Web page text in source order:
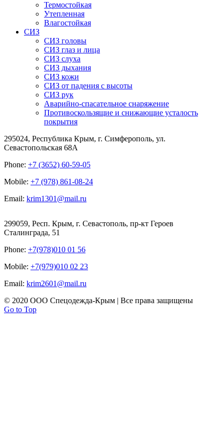
Термостойкая
Утепленная
Влагостойкая
СИЗ
СИЗ головы
СИЗ глаз и лица
СИЗ слуха
СИЗ дыхания
СИЗ кожи
СИЗ от падения с высоты
СИЗ рук
Аварийно-спасательное снаряжение
Противоскользящие и снижающие усталость
покрытия
295024, Республика Крым, г. Симферополь, ул.
Севастопольская 68А
Phone: +7 (3652) 60-59-05
Mobile: +7 (978) 861-08-24
Email: krim1301@mail.ru
299059, Респ. Крым, г. Севастополь, пр-кт Героев
Сталинграда, 51
Phone: +7(978)010 01 56
Mobile: +7(979)010 02 23
Email: krim2601@mail.ru
© 2020 ООО Спецодежда-Крым | Все права защищены
Go to Top